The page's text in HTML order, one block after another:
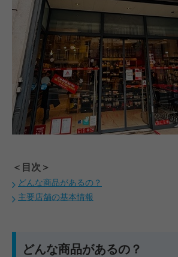
#JCBプラザ #アフタヌー
＜目次＞
どんな商品があるの？
主要店舗の基本情報
どんな商品があるの？